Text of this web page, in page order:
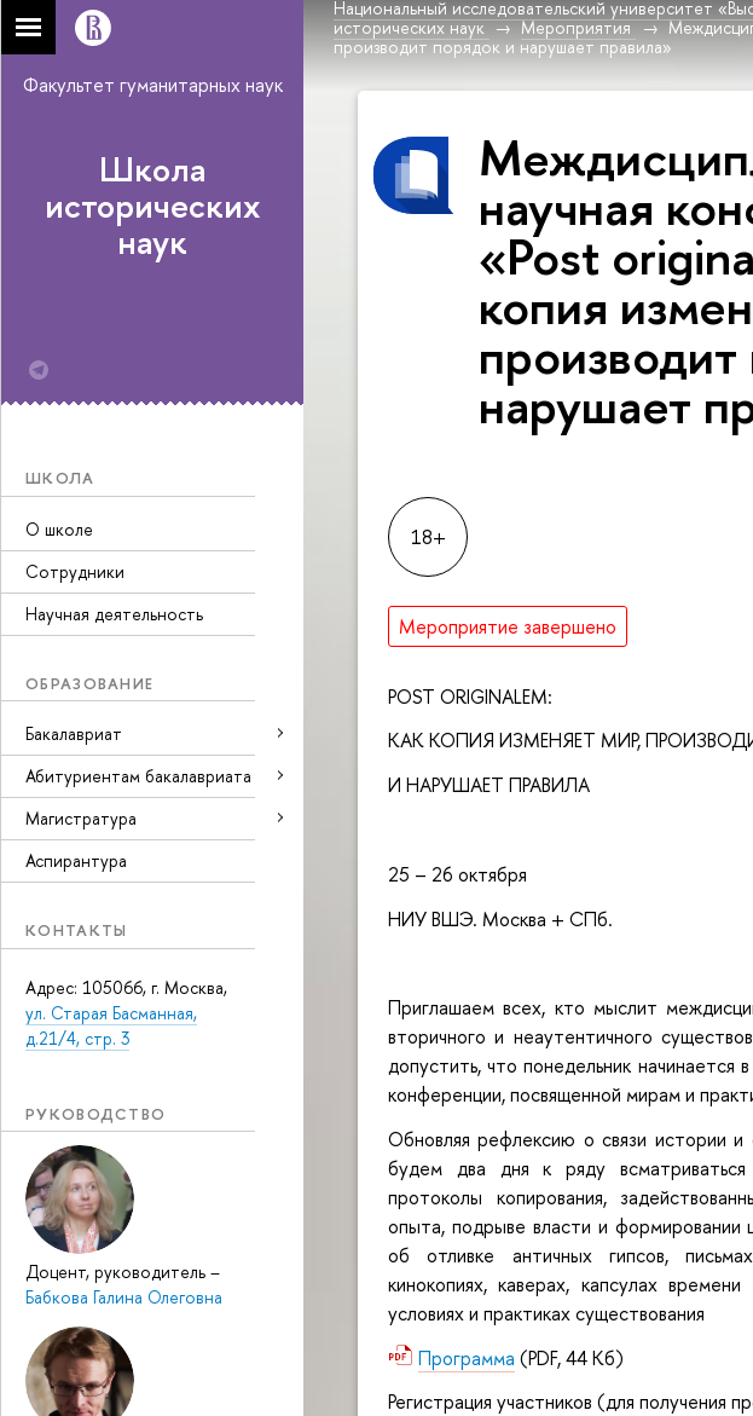
Национальный исследовательский университет
исторических наук
Мероприятия
производит порядок и нарушает правила»
Факультет гуманитарных наук
Школа
исторических
наук
ШКОЛА
О школе
Сотрудники
Научная деятельность
ОБРАЗОВАНИЕ
Бакалавриат
Абитуриентам бакалавриата
Магистратура
Аспирантура
КОНТАКТЫ
Адрес: 105066, г. Москва,
ул. Старая Басманная,
д.21/4, стр. 3
РУКОВОДСТВО
Доцент, руководитель –
Бабкова Галина Олеговна
научная
«Post
копия
нарушает
18+
Мероприятие завершено
POST ORIGINALEM:
КАК КОПИЯ ИЗМЕНЯЕТ МИР,
И НАРУШАЕТ ПРАВИЛА
25 – 26 октября
НИУ ВШЭ. Москва + СПб.
Приглашаем всех, кто мыслит
вторичного и неаутентичного
допустить, что понедельник начинается
конференции, посвященной мирам и
Обновляя рефлексию о связи истории
будем два дня к ряду
протоколы копирования,
опыта, подрыве власти и
об отливке античных гипсов,
кинокопиях, каверах, капсулах
условиях и практиках существования
Программа (PDF, 44 Кб)
Регистрация участников (для получения